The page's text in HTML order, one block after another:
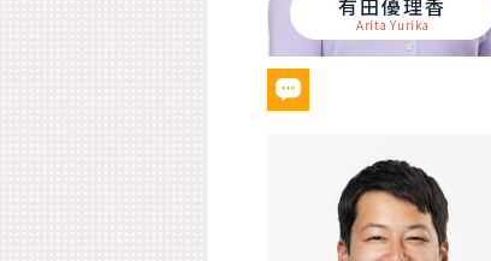
Arita Yurika